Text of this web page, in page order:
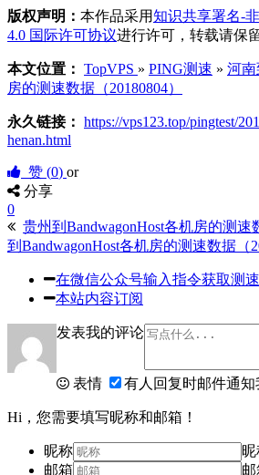
版权声明： 本作品采用知识共享署名-
4.0 国际许可协议进行许可，转载请保
本文位置： TopVPS » PING测速 » 河南
房的测速数据（20180804）
永久链接： https://vps123.top/pingtest/
henan.html
赞 (0) or
分享
0
贵州到BandwagonHost各机房的测速
到BandwagonHost各机房的测速数据（
在微信公众号输入指令获取测
本站内容订阅
发表我的评论
表情 有人回复时邮件通知
Hi，您需要填写昵称和邮箱！
昵称
邮箱